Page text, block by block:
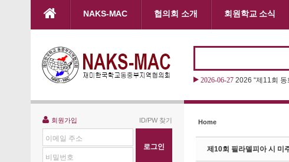
본문으로 바로가기
NAKS-MAC 협의회 소개 회원학교 소식
2026-06-27 2026 “제11회 동
회원가입 ID/PW 찾기
이메일 주소
비밀번호
Home
제10회 필라델피아 시 미
Sketchbook5, 스케치북5
Sketchbook5, 스케치북5
Sketchbook5, 스케치북5
Sketchbook5, 스케치북5